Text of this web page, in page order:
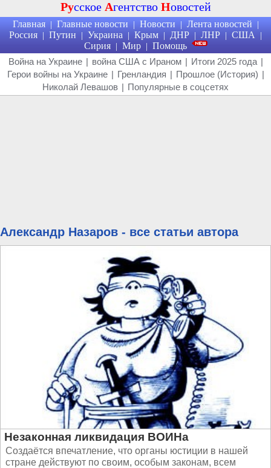
Русское Агентство Новостей
Главная | Главные новости | Новости | Лента новостей |
Россия | Путин | Украина | Крым | ДНР | ЛНР | США |
Сирия | Мир | Помощь
Война на Украине | война США с Ираном | Итоги 2025 года |
Герои войны на Украине | Гренландия | Прошлое (История) |
Николай Левашов | Популярные в соцсетях
Александр Назаров - все статьи автора
Незаконная ликвидация ВОИНа
Создаётся впечатление, что органы юстиции в нашей
стране действуют по своим, особым законам, всем